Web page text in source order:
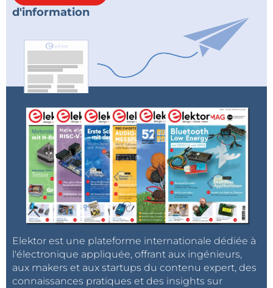
d'information
Elektor est une plateforme internationale dédiée à
l'électronique appliquée, offrant aux ingénieurs,
aux makers et aux startups du contenu expert, des
connaissances pratiques et des insights sur